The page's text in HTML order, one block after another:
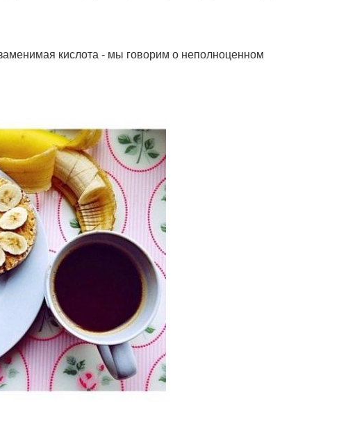
кислота - мы говорим о неполноценном